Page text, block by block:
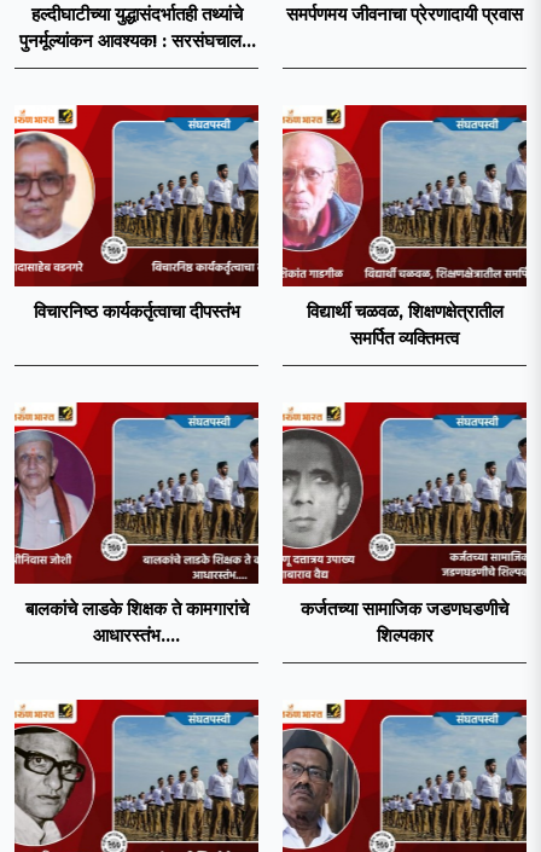
हल्दीघाटीच्या युद्धासंदर्भातही तथ्यांचे
पुनर्मूल्यांकन आवश्यक! : सरसंघचालक
डॉ. मोहनजी भागवत
समर्पणमय जीवनाचा प्रेरणादायी प्रवास
विचारनिष्ठ कार्यकर्तृत्वाचा दीपस्तंभ
विद्यार्थी चळवळ, शिक्षणक्षेत्रातील
समर्पित व्यक्तिमत्व
बालकांचे लाडके शिक्षक ते कामगारांचे
आधारस्तंभ....
कर्जतच्या सामाजिक जडणघडणीचे
शिल्पकार